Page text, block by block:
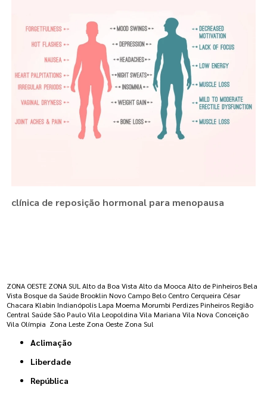
clínica de reposição hormonal para menopausa
ZONA OESTE ZONA SUL Alto da Boa Vista Alto da Mooca Alto de Pinheiros Bela
Vista Bosque da Saúde Brooklin Novo Campo Belo Centro Cerqueira César
Chacara Klabin Indianópolis Lapa Moema Morumbi Perdizes Pinheiros Região
Central Saúde São Paulo Vila Leopoldina Vila Mariana Vila Nova Conceição
Vila Olímpia Zona Leste Zona Oeste Zona Sul
Aclimação
Liberdade
República